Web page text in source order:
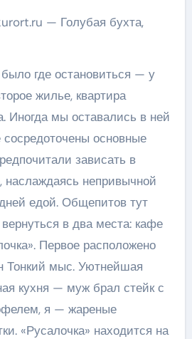
— Голубая бухта,
где остановиться — у
жилье, квартира
Иногда мы оставались в ней
сосредоточены основные
зависать в
наслаждаясь непривычной
едой. Общепитов тут
в два места: кафе
Первое расположено
Тонкий мыс. Уютнейшая
кухня — муж брал стейк с
я — жареные
«Русалочка» находится на